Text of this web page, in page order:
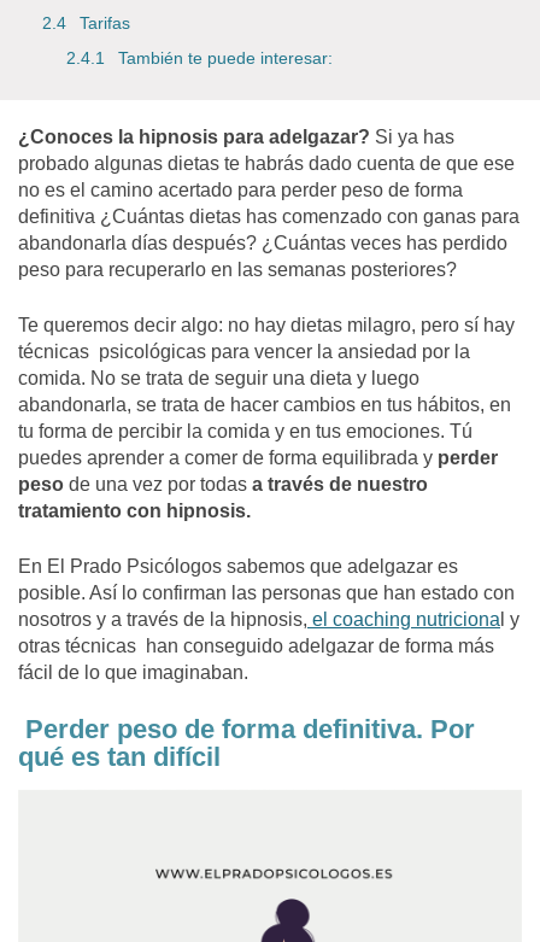
Tarifas
También te puede interesar:
¿Conoces la hipnosis para adelgazar? Si ya has
probado algunas dietas te habrás dado cuenta de que ese
no es el camino acertado para perder peso de forma
definitiva ¿Cuántas dietas has comenzado con ganas para
abandonarla días después? ¿Cuántas veces has perdido
peso para recuperarlo en las semanas posteriores?
Te queremos decir algo: no hay dietas milagro, pero sí hay
técnicas psicológicas para vencer la ansiedad por la
comida. No se trata de seguir una dieta y luego
abandonarla, se trata de hacer cambios en tus hábitos, en
tu forma de percibir la comida y en tus emociones. Tú
puedes aprender a comer de forma equilibrada y perder
peso de una vez por todas a través de nuestro
tratamiento con hipnosis.
En El Prado Psicólogos sabemos que adelgazar es
posible. Así lo confirman las personas que han estado con
nosotros y a través de la hipnosis, el coaching nutricional y
otras técnicas han conseguido adelgazar de forma más
fácil de lo que imaginaban.
Perder peso de forma definitiva. Por
qué es tan difícil